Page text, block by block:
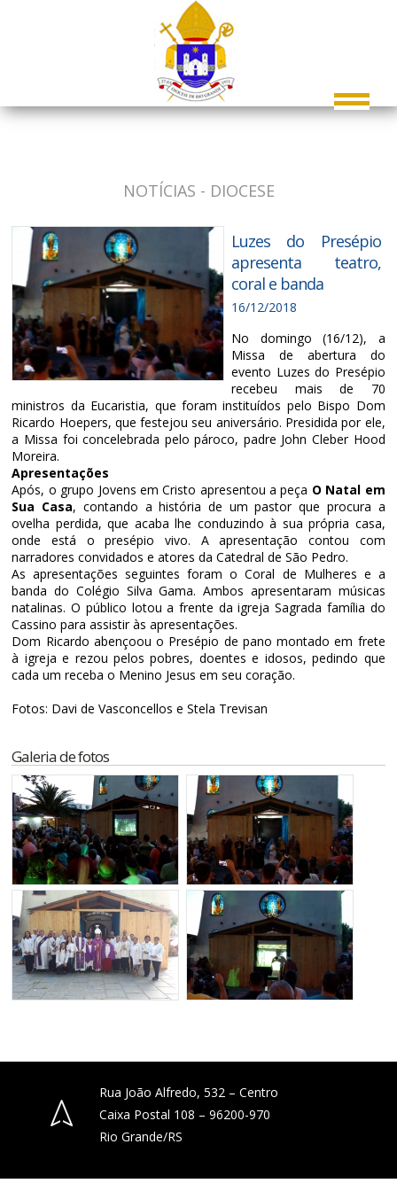
NOTÍCIAS - DIOCESE
Luzes do Presépio
apresenta teatro,
coral e banda
16/12/2018
No domingo (16/12), a
Missa de abertura do
evento Luzes do Presépio
recebeu mais de 70
ministros da Eucaristia, que foram instituídos pelo Bispo Dom
Ricardo Hoepers, que festejou seu aniversário. Presidida por ele,
a Missa foi concelebrada pelo pároco, padre John Cleber Hood
Moreira.
Apresentações
Após, o grupo Jovens em Cristo apresentou a peça O Natal em
Sua Casa, contando a história de um pastor que procura a
ovelha perdida, que acaba lhe conduzindo à sua própria casa,
onde está o presépio vivo. A apresentação contou com
narradores convidados e atores da Catedral de São Pedro.
As apresentações seguintes foram o Coral de Mulheres e a
banda do Colégio Silva Gama. Ambos apresentaram músicas
natalinas. O público lotou a frente da igreja Sagrada família do
Cassino para assistir às apresentações.
Dom Ricardo abençoou o Presépio de pano montado em frete
à igreja e rezou pelos pobres, doentes e idosos, pedindo que
cada um receba o Menino Jesus em seu coração.
Fotos: Davi de Vasconcellos e Stela Trevisan
Galeria de fotos
Rua João Alfredo, 532 – Centro
Caixa Postal 108 – 96200-970
Rio Grande/RS